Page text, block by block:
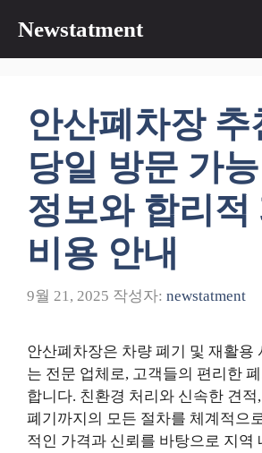
츠
Newstatment
안산폐차장 추
당일 방문 가
정보와 합리적
비용 안내
9월 21, 2025 작성자: newstatment
안산폐차장은 차량 폐기 및 재활용
는 전문 업체로, 고객들의 편리한
합니다. 친환경 처리와 신속한 견적
폐기까지의 모든 절차를 체계적으
적인 가격과 신뢰를 바탕으로 지역